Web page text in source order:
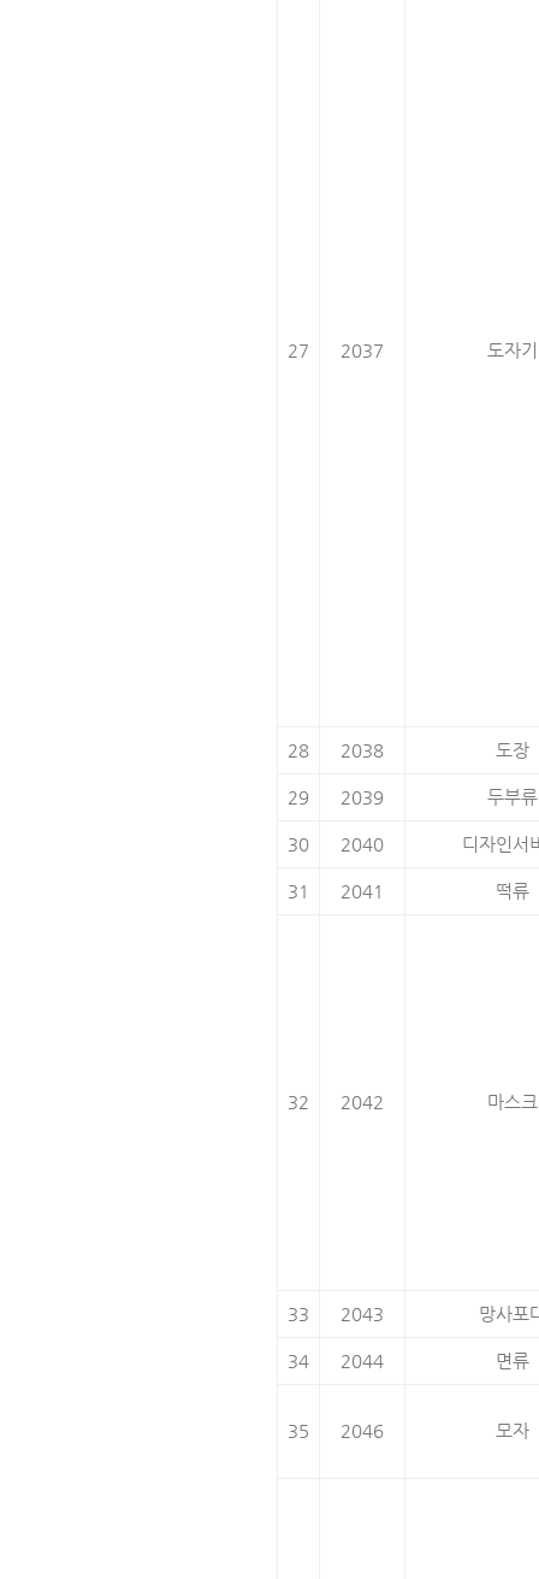
27 2037 도자기
28 2038 도장
29 2039 두부류
30 2040 디자인서
31 2041 떡류
32 2042 마스크
33 2043 망사포
34 2044 면류
35 2046 모자